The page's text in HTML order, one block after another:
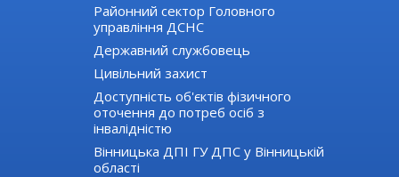
Районний сектор Головного
управління ДСНС
Державний службовець
Цивільний захист
Доступність об'єктів фізичного
оточення до потреб осіб з
інвалідністю
Вінницька ДПІ ГУ ДПС у Вінницькій
області